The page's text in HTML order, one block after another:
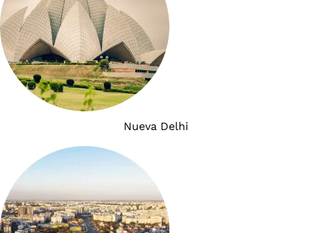
Nueva Delhi